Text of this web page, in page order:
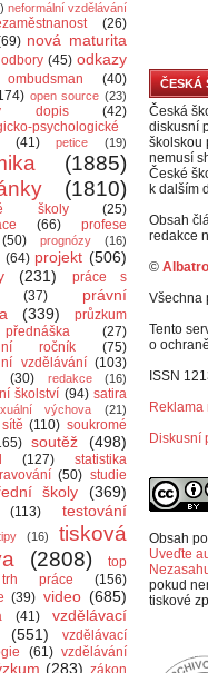
neformální vzdělávání
(26)
nová maturita
odbory (45) odkazy
ombudsman
(40)
open source (23)
dopis
(42)
psychologické
(41) petice (19)
(1885)
(1810)
školy
(25)
(66)
profese
(50) prognózy (16)
(64) projekt (506)
(231)
práce s
(37)
právní
(339)
průzkum
přednáška
(27)
ročník
(75)
vzdělávání (103)
(30) redakce (16)
školství (94) satira
výchova (21)
(110) soukromé
soutěž (498)
(127)
statistika
(50) studie
školy (369)
(113)
testování
(16)
tisková
(2808)
top
trh práce
(156)
(39) video (685)
(41)
vzdělávací
(551)
vzdělávací
(61) vzdělávání
(283) zákon
ČESKÁ
Česká
diskusní
školskou
nemusí
České
k dalším
Obsah
redakce
©
Všechna
Tento
o
ISSN
Reklama
Diskusní
Obsah
Uveďte
pokud
tiskové